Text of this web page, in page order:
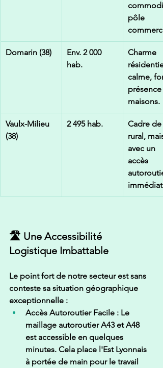
pôle
Domarin (38)
Env. 2 000
hab.
Charme
calme,
présence
maisons.
Vaulx-Milieu
(38)
2 495 hab.
Cadre de
rural, mais
avec un
accès
immédiat.
🛣️ Une Accessibilité
Logistique Imbattable
Le point fort de notre secteur est sans
conteste sa situation géographique
exceptionnelle :
Accès Autoroutier Facile : Le
maillage autoroutier A43 et A48
est accessible en quelques
minutes. Cela place l'Est Lyonnais
à portée de main pour le travail